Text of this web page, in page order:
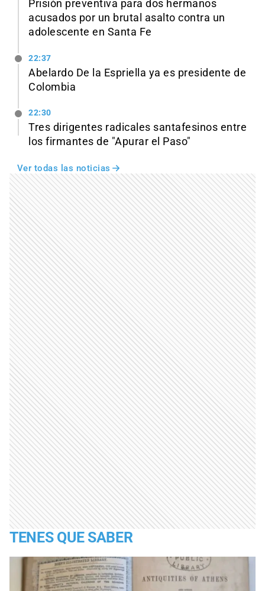
Prisión preventiva para dos hermanos
acusados por un brutal asalto contra un
adolescente en Santa Fe
22:37
Abelardo De la Espriella ya es presidente de
Colombia
22:30
Tres dirigentes radicales santafesinos entre
los firmantes de "Apurar el Paso"
Ver todas las noticias
TENES QUE SABER